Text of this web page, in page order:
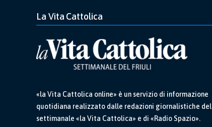
La Vita Cattolica
«la Vita Cattolica online» è un servizio di informazione
quotidiana realizzato dalle redazioni giornalistiche del
settimanale «la Vita Cattolica» e di «Radio Spazio».